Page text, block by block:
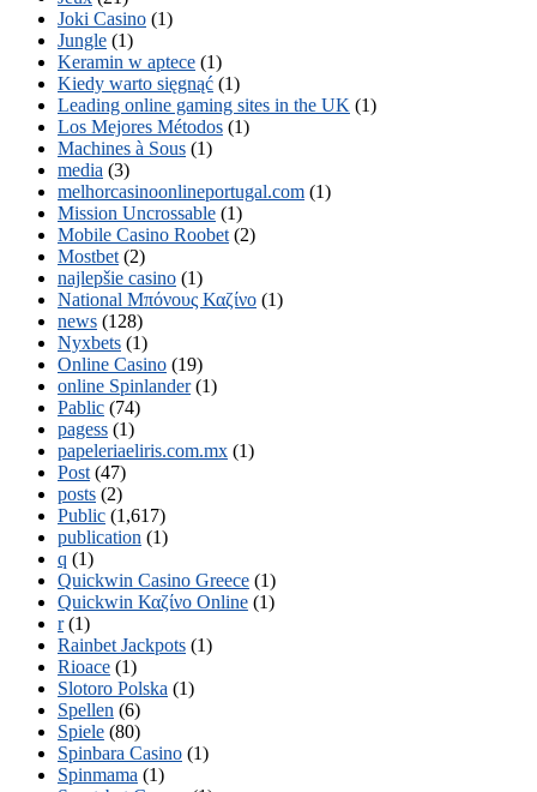
Joki Casino (1)
Jungle (1)
Keramin w aptece (1)
Kiedy warto sięgnąć (1)
Leading online gaming sites in the UK (1)
Los Mejores Métodos (1)
Machines à Sous (1)
media (3)
melhorcasinoonlineportugal.com (1)
Mission Uncrossable (1)
Mobile Casino Roobet (2)
Mostbet (2)
najlepšie casino (1)
National Μπόνους Καζίνο (1)
news (128)
Nyxbets (1)
Online Casino (19)
online Spinlander (1)
Pablic (74)
pagess (1)
papeleriaeliris.com.mx (1)
Post (47)
posts (2)
Public (1,617)
publication (1)
q (1)
Quickwin Casino Greece (1)
Quickwin Καζίνο Online (1)
r (1)
Rainbet Jackpots (1)
Rioace (1)
Slotoro Polska (1)
Spellen (6)
Spiele (80)
Spinbara Casino (1)
Spinmama (1)